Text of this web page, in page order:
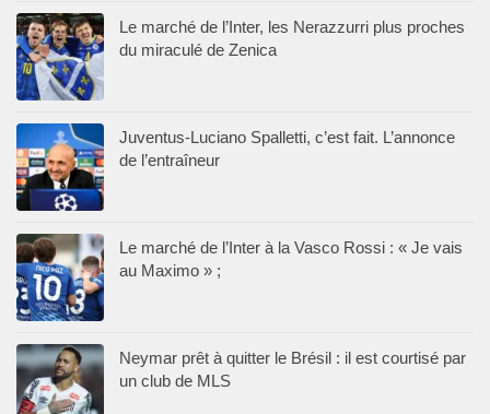
Le marché de l’Inter, les Nerazzurri plus proches
du miraculé de Zenica
Juventus-Luciano Spalletti, c’est fait. L’annonce
de l’entraîneur
Le marché de l’Inter à la Vasco Rossi : « Je vais
au Maximo » ;
Neymar prêt à quitter le Brésil : il est courtisé par
un club de MLS